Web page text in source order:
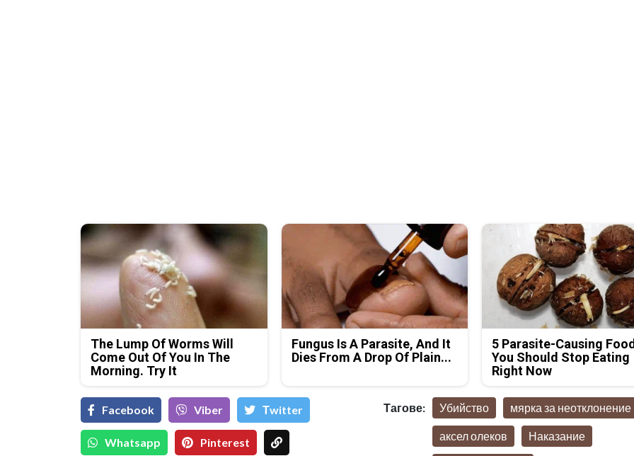
The Lump Of Worms Will
Come Out Of You In The
Morning. Try It
Fungus Is A Parasite, And It
Dies From A Drop Of Plain...
5 Parasite-Causing
You Should Stop Eating
Right Now
Facebook Viber Тwitter
Whatsapp Pinterest
Тагове: Убийство мярка за неотклонение
аксел олеков Наказание